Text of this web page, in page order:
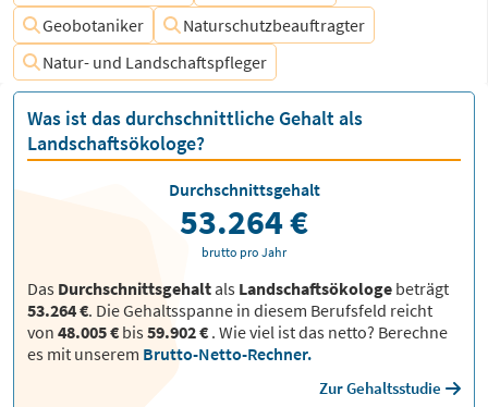
Geobotaniker
Naturschutzbeauftragter
Natur- und Landschaftspfleger
Was ist das durchschnittliche Gehalt als
Landschaftsökologe?
Das Durchschnittsgehaltals Landschaftsökologe beträgt
53.264 €. Die Gehaltsspanne in diesem Berufsfeld reicht
von 48.005 € bis59.902 € . Wie viel ist das netto? Berechne
es mit unserem Brutto-Netto-Rechner.
Zur Gehaltsstudie
Durchschnittsgehalt
53.264 €
brutto pro Jahr